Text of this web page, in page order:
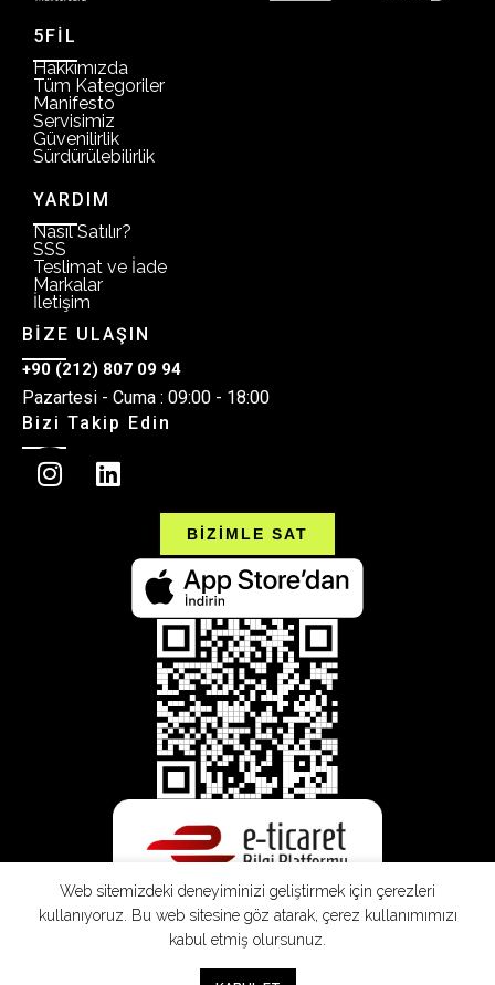
5FİL
Hakkımızda
Tüm Kategoriler
Manifesto
Servisimiz
Güvenilirlik
Sürdürülebilirlik
YARDIM
Nasıl Satılır?
SSS
Teslimat ve İade
Markalar
İletişim
BİZE ULAŞIN
+90 (212) 807 09 94
Pazartesi - Cuma : 09:00 - 18:00
Bizi Takip Edin
BİZİMLE SAT
Web sitemizdeki deneyiminizi geliştirmek için çerezleri
kullanıyoruz. Bu web sitesine göz atarak, çerez kullanımımızı
kabul etmiş olursunuz.